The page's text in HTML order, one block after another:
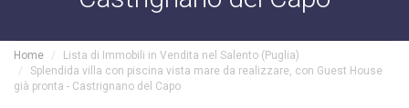
Home
Lista di Immobili in Vendita nel Salento (Puglia)
Splendida villa con piscina vista mare da realizzare, con Guest House
già pronta - Castrignano del Capo